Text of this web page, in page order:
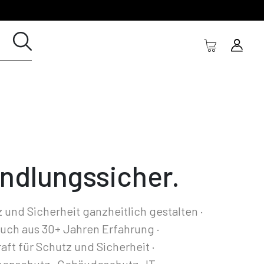
und Sicherheit ganzheitlich gestalten ·
aus 30+ Jahren Erfahrung ·
für Schutz und Sicherheit ·